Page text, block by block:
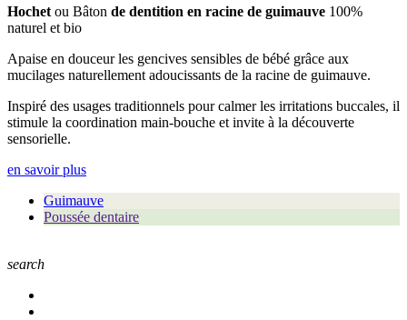
Hochet ou Bâton de dentition en racine de guimauve 100%
naturel et bio
Apaise en douceur les gencives sensibles de bébé grâce aux
mucilages naturellement adoucissants de la racine de guimauve.
Inspiré des usages traditionnels pour calmer les irritations buccales, il
stimule la coordination main-bouche et invite à la découverte
sensorielle.
en savoir plus
Guimauve
Poussée dentaire
search